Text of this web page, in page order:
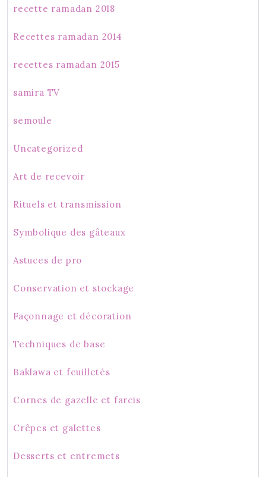
recette ramadan 2018
Recettes ramadan 2014
recettes ramadan 2015
samira TV
semoule
Uncategorized
Art de recevoir
Rituels et transmission
Symbolique des gâteaux
Astuces de pro
Conservation et stockage
Façonnage et décoration
Techniques de base
Baklawa et feuilletés
Cornes de gazelle et farcis
Crêpes et galettes
Desserts et entremets